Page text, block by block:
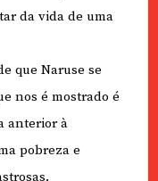
da vida de uma
que Naruse se
nos é mostrado é
anterior à
pobreza e